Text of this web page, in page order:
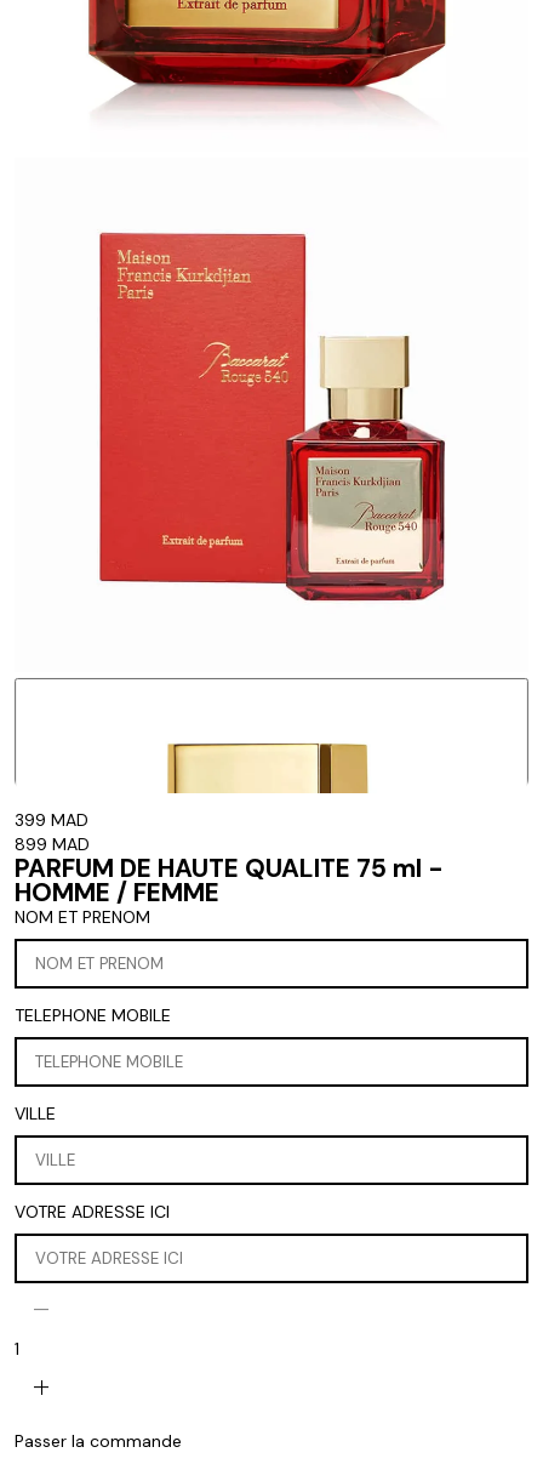
399 MAD
899 MAD
PARFUM DE HAUTE QUALITE 75 ml -
HOMME / FEMME
NOM ET PRENOM
TELEPHONE MOBILE
VILLE
VOTRE ADRESSE ICI
remove
1
add
Passer la commande